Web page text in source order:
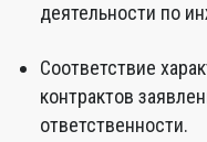
деятельности по
Соответствие
контрактов
ответственности.